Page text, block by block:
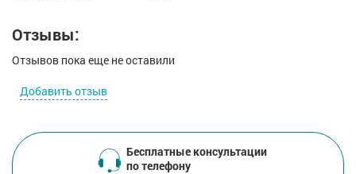
Отзывы:
Отзывов пока еще не оставили
Добавить отзыв
Бесплатные консультации
по телефону